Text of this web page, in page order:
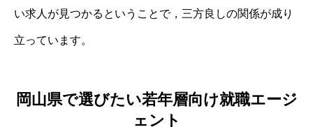
い求人が見つかるということで，三方良しの関係が成り
立っています。
岡山県で選びたい若年層向け就職エージ
ェント